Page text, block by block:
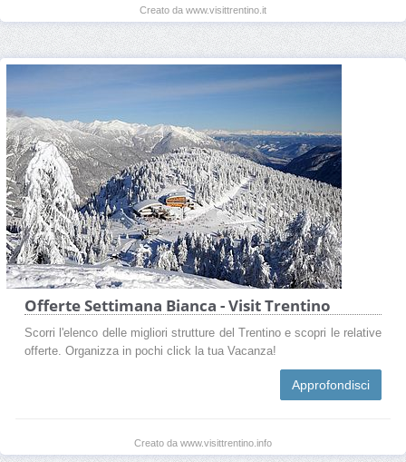
Creato da www.visittrentino.it
Offerte Settimana Bianca - Visit Trentino
Scorri l'elenco delle migliori strutture del Trentino e scopri le relative
offerte. Organizza in pochi click la tua Vacanza!
Approfondisci
Creato da www.visittrentino.info